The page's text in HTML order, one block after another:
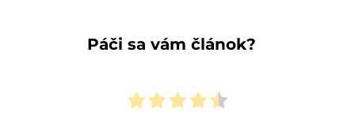
Páči sa vám článok?